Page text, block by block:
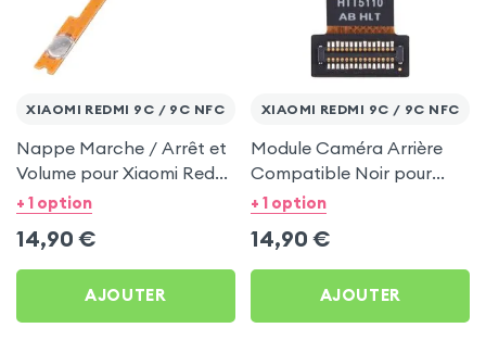
XIAOMI REDMI 9C / 9C NFC
Nappe Marche / Arrêt et
Volume pour Xiaomi Redmi
9C / 9C NFC
+ 1 option
14,90 €
AJOUTER
XIAOMI REDMI 9C / 9C NFC
Module Caméra Arrière
Compatible Noir pour
Xiaomi Redmi 9C / 9C
+ 1 option
14,90 €
AJOUTER